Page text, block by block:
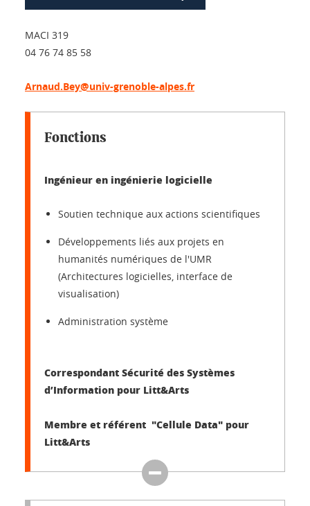
MACI 319
04 76 74 85 58
Arnaud.Bey@univ-grenoble-alpes.fr
Fonctions
Ingénieur en ingénierie logicielle
Soutien technique aux actions scientifiques
Développements liés aux projets en
humanités numériques de l'UMR
(Architectures logicielles, interface de
visualisation)
Administration système
Correspondant Sécurité des Systèmes
d’Information pour Litt&Arts
Membre et référent "Cellule Data" pour
Litt&Arts